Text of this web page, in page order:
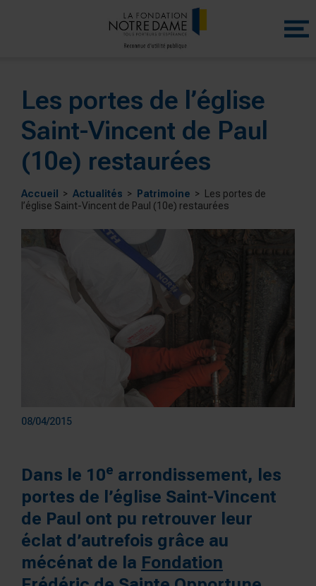
Menu
Les portes de l’église
Saint-Vincent de Paul
(10e) restaurées
Accueil Actualités Patrimoine
Les portes de
l’église Saint-Vincent de Paul (10e) restaurées
08/04/2015
Dans le 10e arrondissement, les
portes de l’église Saint-Vincent
de Paul ont pu retrouver leur
éclat d’autrefois grâce au
mécénat de la Fondation